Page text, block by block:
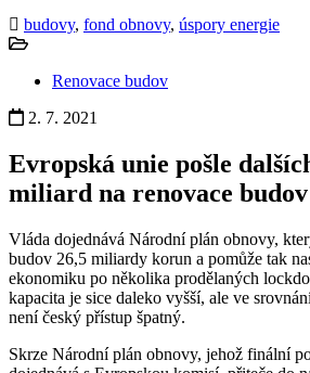
budovy, fond obnovy, úspory energie
Renovace budov
2. 7. 2021
Evropská unie pošle
miliard na renovace budov
Vláda dojednává Národní plán obnovy,
budov 26,5 miliardy korun a pomůže tak
ekonomiku po několika prodělaných
kapacita je sice daleko vyšší, ale ve
není český přístup špatný.
Skrze Národní plán obnovy, jehož finální